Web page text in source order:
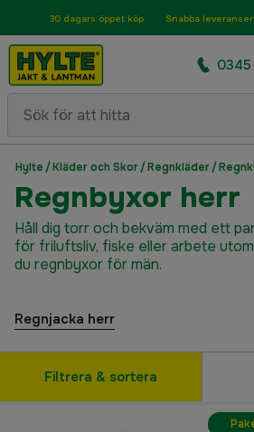
30 dagars öppet köp Snabba leveranser
Hylte /Kläder och Skor/Regnkläder/
Regnbyxor herr
Håll dig torr och bekväm med ett
för friluftsliv, fiske eller arbete
du regnbyxor för män.
Regnjacka herr
Filtrera & sortera